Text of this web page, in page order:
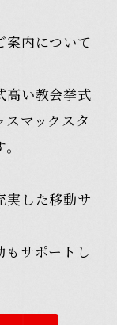
内について
高い教会挙式
マックスタ
実した移動サ
サポートし